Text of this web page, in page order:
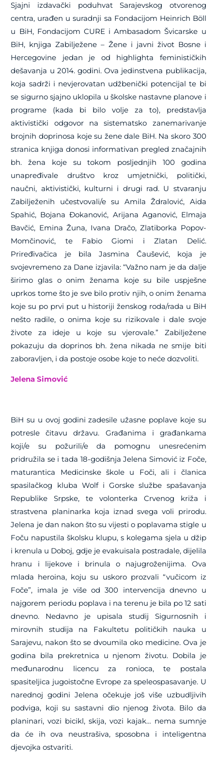
Sjajni izdavački poduhvat Sarajevskog otvorenog
centra, urađen u suradnji sa Fondacijom Heinrich Böll
u BiH, Fondacijom CURE i Ambasadom Švicarske u
BiH, knjiga Zabilježene – Žene i javni život Bosne i
Hercegovine jedan je od highlighta feminističkih
dešavanja u 2014. godini. Ova jedinstvena publikacija,
koja sadrži i nevjerovatan udžbenički potencijal te bi
se sigurno sjajno uklopila u školske nastavne planove i
programe (kada bi bilo volje za to), predstavlja
aktivistički odgovor na sistematsko zanemarivanje
brojnih doprinosa koje su žene dale BiH. Na skoro 300
stranica knjiga donosi informativan pregled značajnih
bh. žena koje su tokom posljednjih 100 godina
unapređivale društvo kroz umjetnički, politički,
naučni, aktivistički, kulturni i drugi rad. U stvaranju
Zabilježenih učestvovali/e su Amila Ždralović, Aida
Spahić, Bojana Đokanović, Arijana Aganović, Elmaja
Bavčić, Emina Žuna, Ivana Dračo, Zlatiborka Popov-
Momčinović, te Fabio Giomi i Zlatan Delić.
Priređivačica je bila Jasmina Čaušević, koja je
svojevremeno za Dane izjavila: “Važno nam je da dalje
širimo glas o onim ženama koje su bile uspješne
uprkos tome što je sve bilo protiv njih, o onim ženama
koje su po prvi put u historiji ženskog roda/rada u BiH
nešto radile, o onima koje su rizikovale i dale svoje
živote za ideje u koje su vjerovale.” Zabilježene
pokazuju da doprinos bh. žena nikada ne smije biti
zaboravljen, i da postoje osobe koje to neće dozvoliti.
Jelena Simović
BiH su u ovoj godini zadesile užasne poplave koje su
potresle čitavu državu. Građanima i građankama
koji/e su požurili/e da pomognu unesrećenim
pridružila se i tada 18-godišnja Jelena Simović iz Foče,
maturantica Medicinske škole u Foči, ali i članica
spasilačkog kluba Wolf i Gorske službe spašavanja
Republike Srpske, te volonterka Crvenog križa i
strastvena planinarka koja iznad svega voli prirodu.
Jelena je dan nakon što su vijesti o poplavama stigle u
Foču napustila školsku klupu, s kolegama sjela u džip
i krenula u Doboj, gdje je evakuisala postradale, dijelila
hranu i lijekove i brinula o najugroženijima. Ova
mlada heroina, koju su uskoro prozvali “vučicom iz
Foče”, imala je više od 300 intervencija dnevno u
najgorem periodu poplava i na terenu je bila po 12 sati
dnevno. Nedavno je upisala studij Sigurnosnih i
mirovnih studija na Fakultetu političkih nauka u
Sarajevu, nakon što se dvoumila oko medicine. Ova je
godina bila prekretnica u njenom životu. Dobila je
međunarodnu licencu za ronioca, te postala
spasiteljica jugoistočne Evrope za speleospasavanje. U
narednoj godini Jelena očekuje još više uzbudljivih
podviga, koji su sastavni dio njenog života. Bilo da
planinari, vozi bicikl, skija, vozi kajak… nema sumnje
da će ih ova neustrašiva, sposobna i inteligentna
djevojka ostvariti.